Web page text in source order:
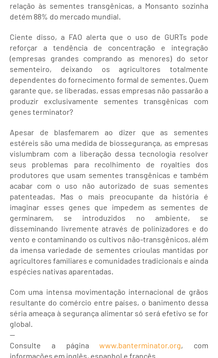
relação às sementes transgênicas, a Monsanto sozinha
detém 88% do mercado mundial.
Ciente disso, a FAO alerta que o uso de GURTs pode
reforçar a tendência de concentração e integração
(empresas grandes comprando as menores) do setor
sementeiro, deixando os agricultores totalmente
dependentes do fornecimento formal de sementes. Quem
garante que, se liberadas, essas empresas não passarão a
produzir exclusivamente sementes transgênicas com
genes terminator?
Apesar de blasfemarem ao dizer que as sementes
estéreis são uma medida de biossegurança, as empresas
vislumbram com a liberação dessa tecnologia resolver
seus problemas para recolhimento de royalties dos
produtores que usam sementes transgênicas e também
acabar com o uso não autorizado de suas sementes
patenteadas. Mas o mais preocupante da história é
imaginar esses genes que impedem as sementes de
germinarem, se introduzidos no ambiente, se
disseminando livremente através de polinizadores e do
vento e contaminando os cultivos não-transgênicos, além
da imensa variedade de sementes crioulas mantidas por
agricultores familiares e comunidades tradicionais e ainda
espécies nativas aparentadas.
Com uma intensa movimentação internacional de grãos
resultante do comércio entre países, o banimento dessa
séria ameaça à segurança alimentar só será efetivo se for
global.
--
Consulte a páginawww.banterminator.org, com
informações em inglês, espanhol e francês.